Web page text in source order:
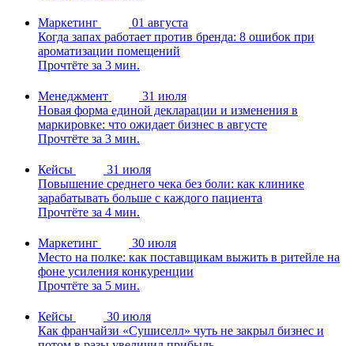
Маркетинг
01 августа
Когда запах работает против бренда: 8 ошибок при
ароматизации помещений
Прочтёте за 3 мин.
Менеджмент
31 июля
Новая форма единой декларации и изменения в
маркировке: что ожидает бизнес в августе
Прочтёте за 3 мин.
Кейсы
31 июля
Повышение среднего чека без боли: как клинике
зарабатывать больше с каждого пациента
Прочтёте за 4 мин.
Маркетинг
30 июля
Место на полке: как поставщикам выжить в ритейле на
фоне усиления конкуренции
Прочтёте за 5 мин.
Кейсы
30 июля
Как франчайзи «Сушиселл» чуть не закрыл бизнес и